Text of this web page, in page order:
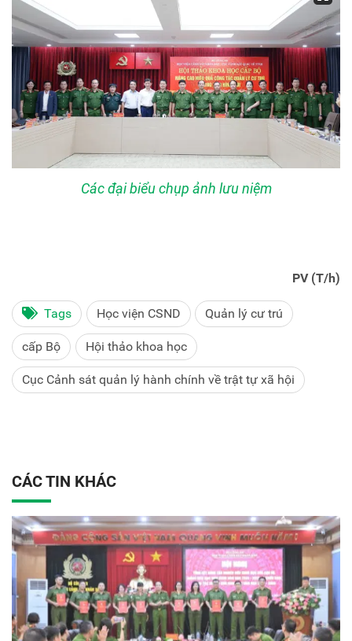
Các đại biểu chụp ảnh lưu niệm
PV (T/h)
Tags Học viện CSND Quản lý cư trú
cấp Bộ Hội thảo khoa học
Cục Cảnh sát quản lý hành chính về trật tự xã hội
CÁC TIN KHÁC